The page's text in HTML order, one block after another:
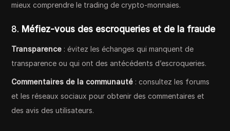
mieux comprendre le trading de crypto-monnaies.
8. Méfiez-vous des escroqueries et de la fraude
Transparence : évitez les échanges qui manquent de
transparence ou qui ont des antécédents d’escroqueries.
Commentaires de la communauté : consultez les forums
et les réseaux sociaux pour obtenir des commentaires et
des avis des utilisateurs.